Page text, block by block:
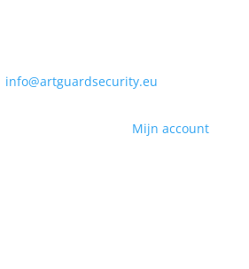
info@artguardsecurity.eu
Mijn account